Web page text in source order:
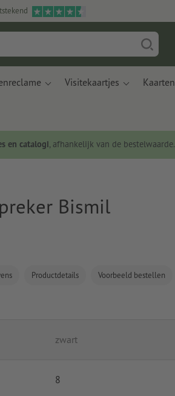
Visitekaartjes Kaarten
en catalogi, afhankelijk van de bestelwaarde.
Bismil
Productdetails Voorbeeld bestellen
zwart
8